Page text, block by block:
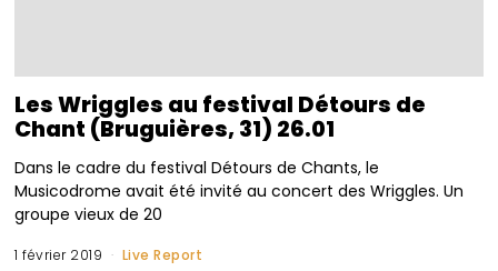
Les Wriggles au festival Détours de
Chant (Bruguières, 31) 26.01
Dans le cadre du festival Détours de Chants, le
Musicodrome avait été invité au concert des Wriggles. Un
groupe vieux de 20
1 février 2019 Live Report